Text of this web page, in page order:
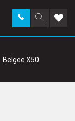
Поиск
по
Заказать
звонок в
Belgee X50